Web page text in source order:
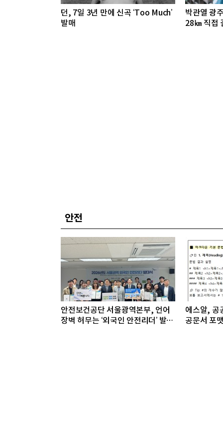
던, 7일 3년 만에 신곡 ‘Too Much’
발매
박관열 광
28㎞ 직접
안전
안전보건공단 서울광역본부, 언어
장벽 허무는 ‘외국인 안전리더’ 발대
에스알, 공
공문서 포